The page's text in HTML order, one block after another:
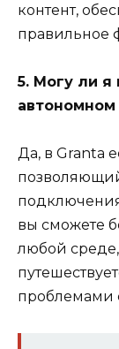
контент,
правильное
5. Могу ли я
Да, в Granta
подключения
вы сможете
любой среде,
проблемами